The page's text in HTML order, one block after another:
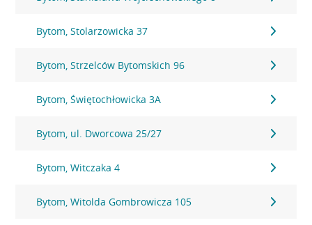
Bytom, Stolarzowicka 37
Bytom, Strzelców Bytomskich 96
Bytom, Świętochłowicka 3A
Bytom, ul. Dworcowa 25/27
Bytom, Witczaka 4
Bytom, Witolda Gombrowicza 105